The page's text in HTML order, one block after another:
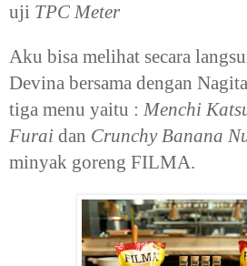
uji TPC Meter
Aku bisa melihat secara
Devina bersama dengan
tiga menu yaitu : Menchi
Furai dan Crunchy Banana
minyak goreng FILMA.